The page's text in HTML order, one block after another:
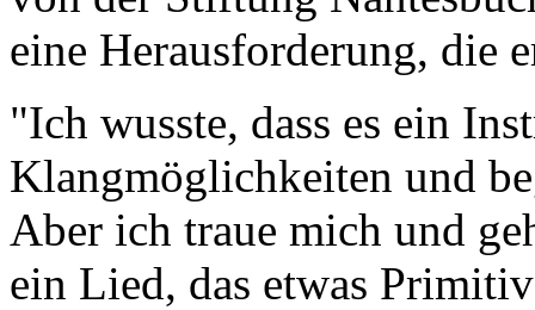
eine Herausforderung, die
"Ich wusste, dass es ein
Klangmöglichkeiten und
Aber ich traue mich und
ein Lied, das etwas